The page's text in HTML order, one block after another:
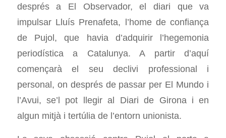
després a El Observador, el diari que va
impulsar Lluís Prenafeta, l’home de confiança
de Pujol, que havia d’adquirir l’hegemonia
periodística a Catalunya. A partir d’aquí
començarà el seu declivi professional i
personal, on després de passar per El Mundo i
l’Avui, se’l pot llegir al Diari de Girona i en
algun mitjà i tertúlia de l’entorn unionista.